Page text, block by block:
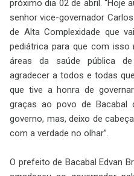
próximo dia 02 de abril. “Hoje
senhor vice-governador
de Alta Complexidade que
pediátrica para que com
áreas da saúde pública
agradecer a todos e todas
que tive a honra de
graças ao povo de Bacabal
governo, mas, deixo de
com a verdade no olhar”.
O prefeito de Bacabal Edvan